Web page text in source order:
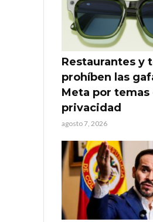
Restaurantes y
prohíben las
Meta por temas
privacidad
agosto 7, 2026